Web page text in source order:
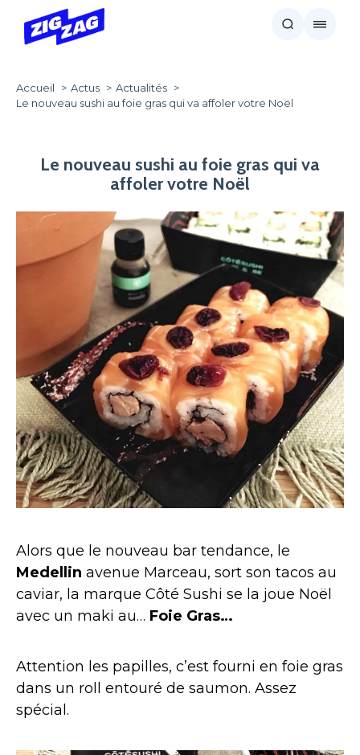
Accueil Actus
Actualités
Le nouveau sushi au foie gras qui va affoler votre Noël
Le nouveau sushi au foie gras qui va
affoler votre Noël
Alors que le nouveau bar tendance, le
Medellin avenue Marceau, sort son tacos au
caviar, la marque Côté Sushi se la joue Noël
avec un maki au… Foie Gras…
Attention les papilles, c’est fourni en foie gras
dans un roll entouré de saumon. Assez
spécial.